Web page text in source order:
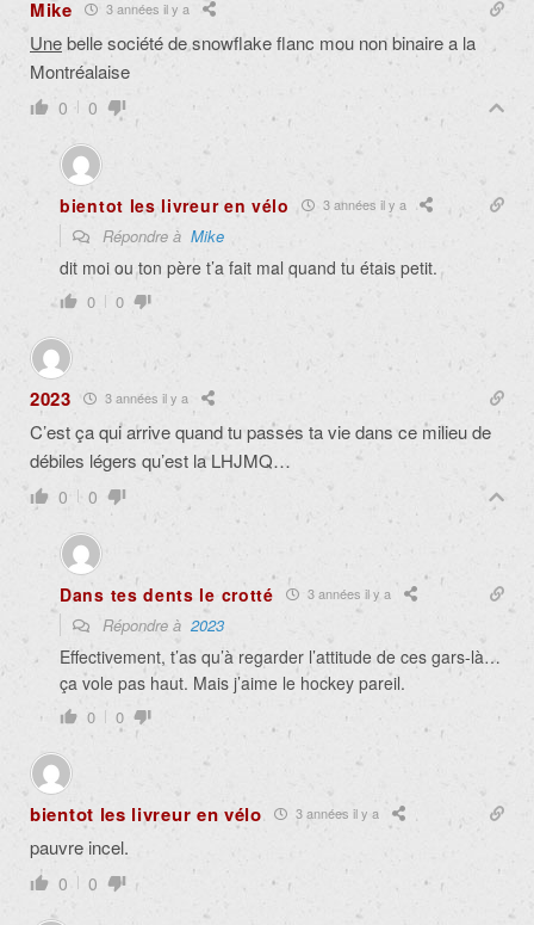
Mike 3 années il y a
Unebelle société de snowflake flanc mou non binaire a la
Montréalaise
0 0
bientot les livreur en vélo 3 années il y a
Répondre à Mike
dit moi ou ton père t’a fait mal quand tu étais petit.
0 0
2023 3 années il y a
C’est ça qui arrive quand tu passes ta vie dans ce milieu de
débiles légers qu’est la LHJMQ…
0 0
Dans tes dents le crotté 3 années il y a
Répondre à 2023
Effectivement, t’as qu’à regarder l’attitude de ces gars-là…
ça vole pas haut. Mais j’aime le hockey pareil.
0 0
bientot les livreur en vélo 3 années il y a
pauvre incel.
0 0